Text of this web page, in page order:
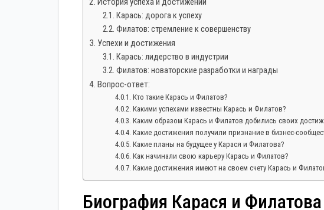
Карась: дорога к успеху
Филатов: стремление к совершенству
Успехи и достижения
Карась: лидерство в индустрии
Филатов: новаторские разработки и награды
Вопрос-ответ:
Кто такие Карась и Филатов?
Какими успехами известны Карась и Филатов?
Каким образом Карась и Филатов добились своих
Какие достижения получили признание в бизнес-
Какие планы на будущее у Карася и Филатова?
Как начинали свою карьеру Карась и Филатов?
Какие достижения имеют на своем счету Карась и
Биография Карася и Филатова